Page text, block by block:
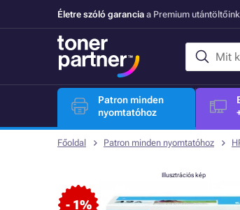
Életre szóló garancia a Premium
Patron minden
nyomtatóhoz
Főoldal Patron minden nyomtatóhoz
- 1%
Illusztrációs kép